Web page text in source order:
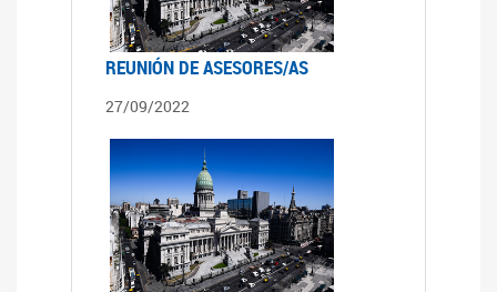
REUNIÓN DE ASESORES/AS
27/09/2022